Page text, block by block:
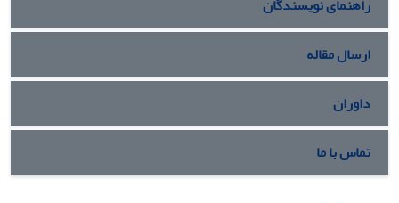
ارسال مقاله
داوران
تماس با ما